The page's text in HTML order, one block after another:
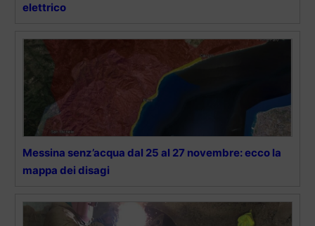
elettrico
Messina senz’acqua dal 25 al 27 novembre: ecco la
mappa dei disagi